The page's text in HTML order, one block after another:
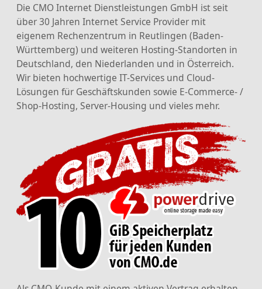
Die CMO Internet Dienstleistungen GmbH ist seit
über 30 Jahren Internet Service Provider mit
eigenem Rechenzentrum in Reutlingen (Baden-
Württemberg) und weiteren Hosting-Standorten in
Deutschland, den Niederlanden und in Österreich.
Wir bieten hochwertige IT-Services und Cloud-
Lösungen für Geschäftskunden sowie E-Commerce- /
Shop-Hosting, Server-Housing und vieles mehr.